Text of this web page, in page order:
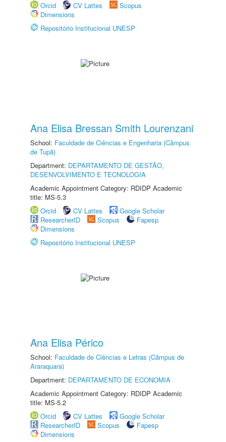
Orcid
CV Lattes
Scopus
Dimensions
Repositório Institucional UNESP
Ana Elisa Bressan Smith Lourenzani
School: Faculdade de Ciências e Engenharia (Câmpus
de Tupã)
Department: DEPARTAMENTO DE GESTÃO,
DESENVOLVIMENTO E TECNOLOGIA
Academic Appointment Category: RDIDP Academic
title: MS-5.3
Orcid
CV Lattes
Google Scholar
ResearcherID
Scopus
Fapesp
Dimensions
Repositório Institucional UNESP
Ana Elisa Périco
School: Faculdade de Ciências e Letras (Câmpus de
Araraquara)
Department: DEPARTAMENTO DE ECONOMIA
Academic Appointment Category: RDIDP Academic
title: MS-5.2
Orcid
CV Lattes
Google Scholar
ResearcherID
Scopus
Fapesp
Dimensions